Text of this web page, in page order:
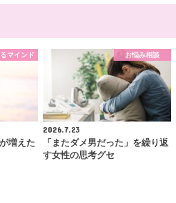
マインド
増えた
お悩み相談
2026.7.23
「またダメ男だった」を繰り返
す女性の思考グセ